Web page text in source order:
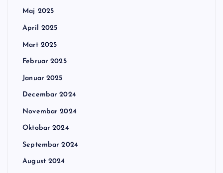
Maj 2025
April 2025
Mart 2025
Februar 2025
Januar 2025
Decembar 2024
Novembar 2024
Oktobar 2024
Septembar 2024
August 2024